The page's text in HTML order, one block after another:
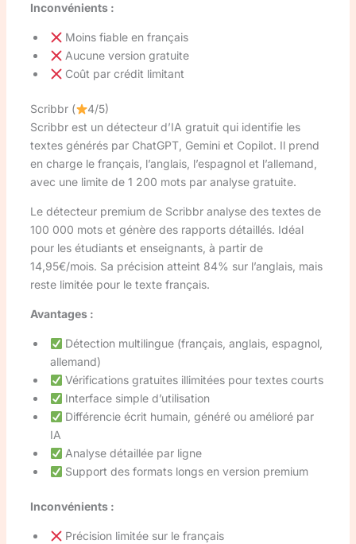
Inconvénients :
Moins fiable en français
Aucune version gratuite
Coût par crédit limitant
Scribbr (
4/5)
Scribbr est un détecteur d’IA gratuit qui identifie les
textes générés par ChatGPT, Gemini et Copilot. Il prend
en charge le français, l’anglais, l’espagnol et l’allemand,
avec une limite de 1 200 mots par analyse gratuite.
Le détecteur premium de Scribbr analyse des textes de
100 000 mots et génère des rapports détaillés. Idéal
pour les étudiants et enseignants, à partir de
14,95€/mois. Sa précision atteint 84% sur l’anglais, mais
reste limitée pour le texte français.
Avantages :
Détection multilingue (français, anglais, espagnol,
allemand)
Vérifications gratuites illimitées pour textes courts
Interface simple d’utilisation
Différencie écrit humain, généré ou amélioré par
IA
Analyse détaillée par ligne
Support des formats longs en version premium
Inconvénients :
Précision limitée sur le français